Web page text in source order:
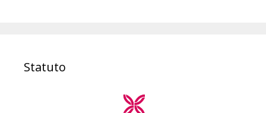
Statuto